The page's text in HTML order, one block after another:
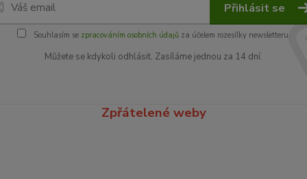
Přihlásit se
Souhlasím se zpracováním osobních údajůza účelem rozesílky newsletteru.
Můžete se kdykoli odhlásit. Zasíláme jednou za 14 dní.
Zpřátelené weby